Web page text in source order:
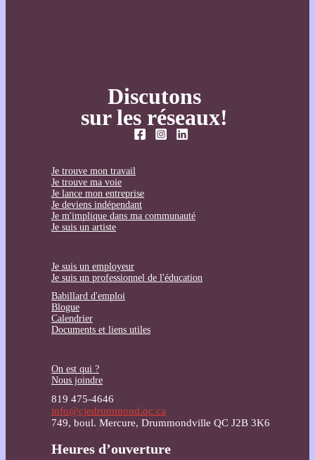
Discutons
sur les réseaux!
Je trouve mon travail
Je trouve ma voie
Je lance mon entreprise
Je deviens indépendant
Je m'implique dans ma communauté
Je suis un artiste
Je suis un employeur
Je suis un professionnel de l'éducation
Babillard d'emploi
Blogue
Calendrier
Documents et liens utiles
On est qui ?
Nous joindre
819 475-4646
info@cjedrummond.qc.ca
749, boul. Mercure, Drummondville QC J2B 3K6
Heures d’ouverture